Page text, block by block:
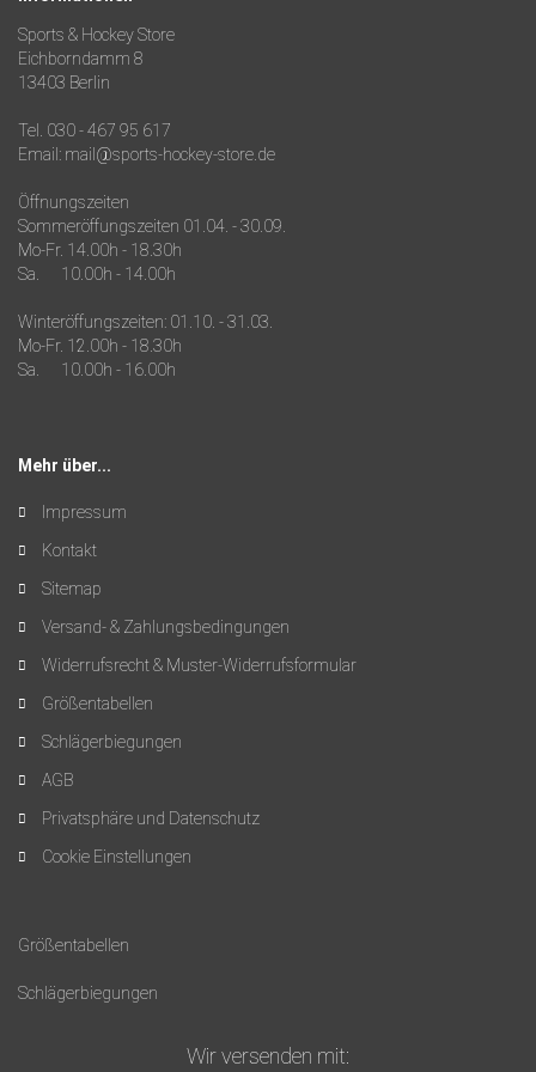
Sports & Hockey Store
Eichborndamm 8
13403 Berlin
Tel. 030 - 467 95 617
Email: mail@sports-hockey-store.de
Öffnungszeiten
Sommeröffungszeiten 01.04. - 30.09.
Mo-Fr. 14.00h - 18.30h
Sa. 10.00h - 14.00h
Winteröffungszeiten: 01.10. - 31.03.
Mo-Fr. 12.00h - 18.30h
Sa. 10.00h - 16.00h
Mehr über...
Impressum
Kontakt
Sitemap
Versand- & Zahlungsbedingungen
Widerrufsrecht & Muster-Widerrufsformular
Größentabellen
Schlägerbiegungen
AGB
Privatsphäre und Datenschutz
Cookie Einstellungen
Größentabellen
Schlägerbiegungen
Wir versenden mit: